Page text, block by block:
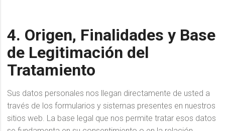
4. Origen, Finalidades y Base
de Legitimación del
Tratamiento
Sus datos personales nos llegan directamente de usted a
través de los formularios y sistemas presentes en nuestros
sitios web. La base legal que nos permite tratar esos datos